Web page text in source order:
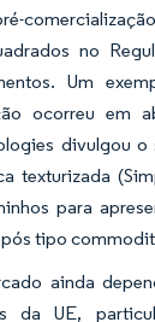
no
Um
ocorreu em
divulgou
texturizada
para
tipo
ainda
da UE,